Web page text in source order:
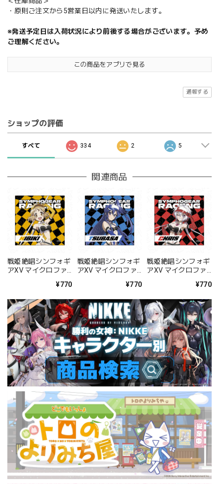
・原則ご注文から5営業日以内に発送いたします。
※発送予定日は入荷状況により前後する場合がございます。予め
ご理解ください。
この商品をアプリで見る
通報する
ショップの評価
すべて 334 2 5
関連商品
戦姫絶唱シンフォギ
アXV マイクロファ
¥770
戦姫絶唱シンフォギ
アXV マイクロファ
¥770
戦姫絶唱シンフォギ
アXV マイクロファ
¥770